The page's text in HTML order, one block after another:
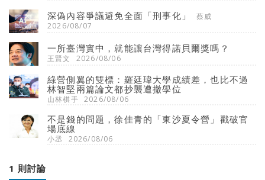
深偽內容爭議避免全面「刑事化」
蔡威
2026/08/07
一所臺灣實中，就能讓台灣得諾貝爾獎嗎？
王賢文 2026/08/06
綠營側翼的雙標：羅廷瑋大學成績差，也比不過
林智堅兩篇論文都抄襲遭撤學位
山林棋手 2026/08/06
不是錢的問題，徐佳青的「東沙夏令營」戳破官
場底線
小丞 2026/08/06
1 則討論